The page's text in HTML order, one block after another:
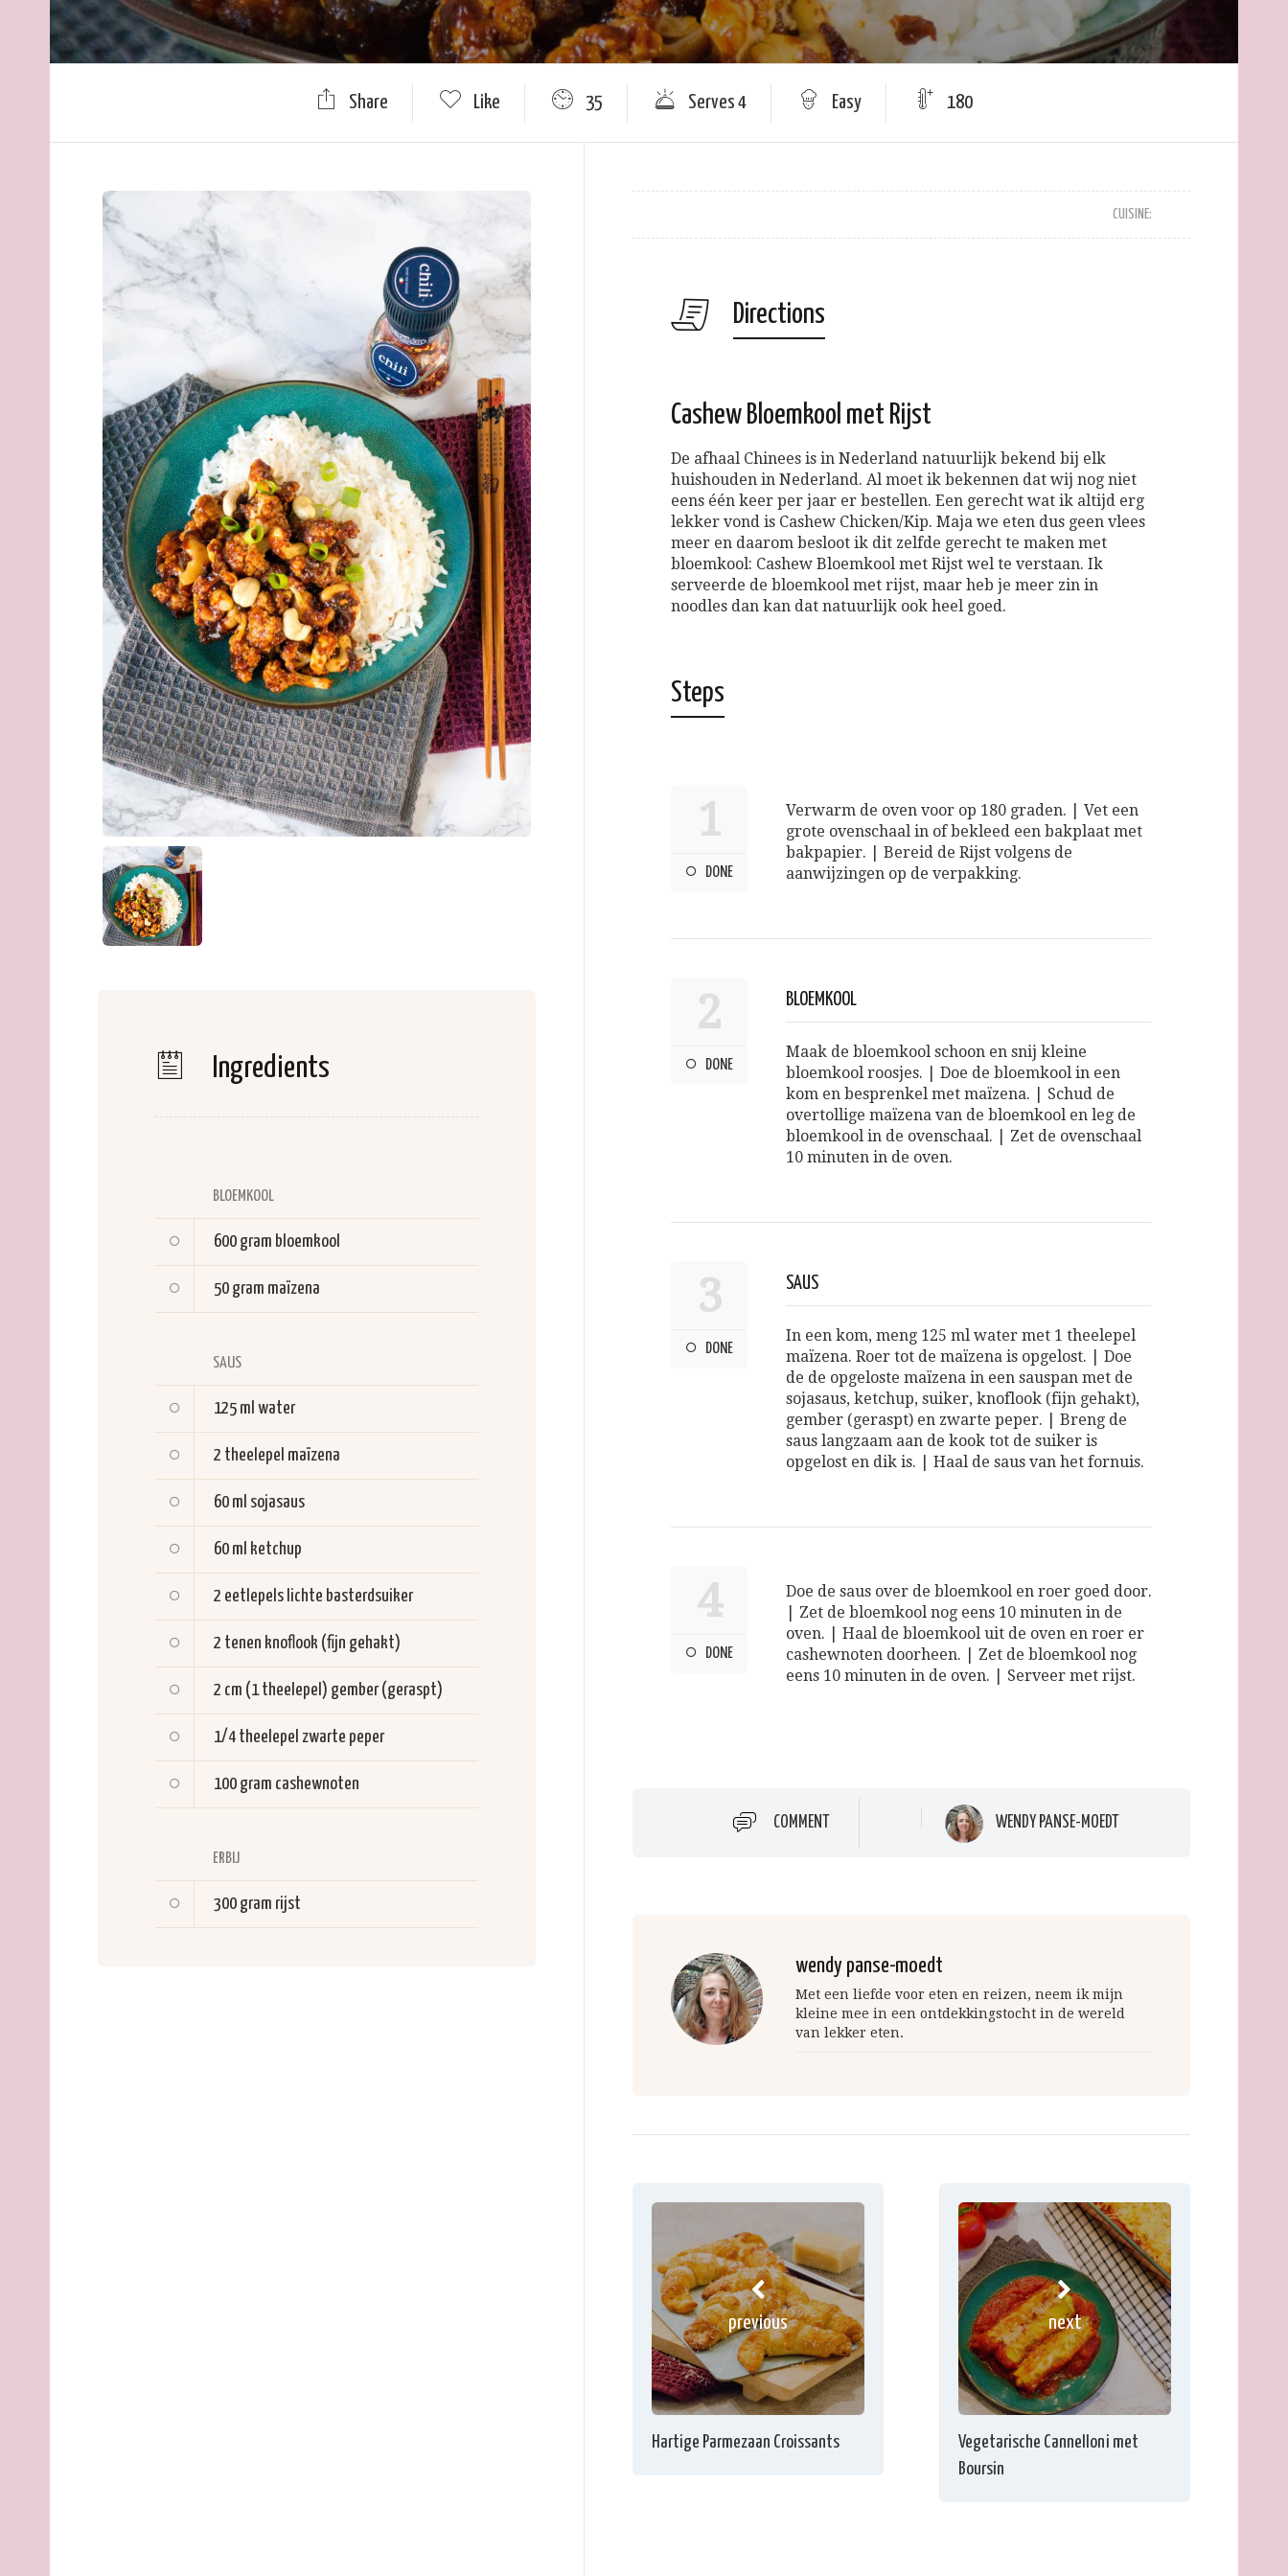
Share Like 35 Serves 4 Easy 180
Ingredients
BLOEMKOOL
600 gram bloemkool
50 gram maïzena
SAUS
125 ml water
2 theelepel maïzena
60 ml sojasaus
60 ml ketchup
2 eetlepels lichte basterdsuiker
2 tenen knoflook (fijn gehakt)
2 cm (1 theelepel) gember (geraspt)
1/4 theelepel zwarte peper
100 gram cashewnoten
ERBIJ
300 gram rijst
CUISINE:
Directions
Cashew Bloemkool met Rijst
De afhaal Chinees is in Nederland natuurlijk bekend bij elk
huishouden in Nederland. Al moet ik bekennen dat wij nog niet
eens één keer per jaar er bestellen. Een gerecht wat ik altijd erg
lekker vond is Cashew Chicken/Kip. Maja we eten dus geen vlees
meer en daarom besloot ik dit zelfde gerecht te maken met
bloemkool: Cashew Bloemkool met Rijst wel te verstaan. Ik
serveerde de bloemkool met rijst, maar heb je meer zin in
noodles dan kan dat natuurlijk ook heel goed.
Steps
1
DONE
Verwarm de oven voor op 180 graden. | Vet een
grote ovenschaal in of bekleed een bakplaat met
bakpapier. | Bereid de Rijst volgens de
aanwijzingen op de verpakking.
2
DONE
BLOEMKOOL
Maak de bloemkool schoon en snij kleine
bloemkool roosjes. | Doe de bloemkool in een
kom en besprenkel met maïzena. | Schud de
overtollige maïzena van de bloemkool en leg de
bloemkool in de ovenschaal. | Zet de ovenschaal
10 minuten in de oven.
3
DONE
SAUS
In een kom, meng 125 ml water met 1 theelepel
maïzena. Roer tot de maïzena is opgelost. | Doe
de de opgeloste maïzena in een sauspan met de
sojasaus, ketchup, suiker, knoflook (fijn gehakt),
gember (geraspt) en zwarte peper. | Breng de
saus langzaam aan de kook tot de suiker is
opgelost en dik is. | Haal de saus van het fornuis.
4
DONE
Doe de saus over de bloemkool en roer goed door.
| Zet de bloemkool nog eens 10 minuten in de
oven. | Haal de bloemkool uit de oven en roer er
cashewnoten doorheen. | Zet de bloemkool nog
eens 10 minuten in de oven. | Serveer met rijst.
COMMENT WENDY PANSE-MOEDT
wendy panse-moedt
Met een liefde voor eten en reizen, neem ik mijn
kleine mee in een ontdekkingstocht in de wereld
van lekker eten.
previous
Hartige Parmezaan Croissants
next
Vegetarische Cannelloni met
Boursin